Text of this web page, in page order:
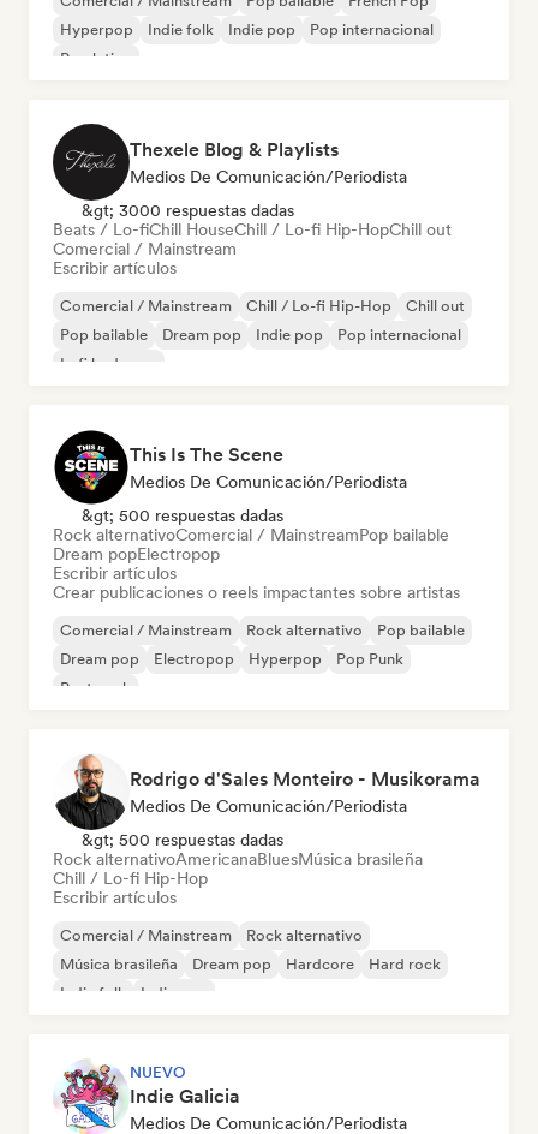
Hyperpop
Indie folk Indie pop
Pop internacional
Pop latino
Thexele Blog & Playlists
Medios De Comunicación/Periodista
&gt; 3000 respuestas dadas
Beats / Lo-fiChill HouseChill / Lo-fi Hip-HopChill out
Comercial / Mainstream
Escribir artículos
Comercial / Mainstream Chill / Lo-fi Hip-Hop
Chill out
Pop bailable
Dream pop Indie pop
Pop internacional
Lofi bedroom
This Is The Scene
Medios De Comunicación/Periodista
&gt; 500 respuestas dadas
Rock alternativoComercial / MainstreamPop bailable
Dream popElectropop
Escribir artículos
Crear publicaciones o reels impactantes sobre artistas
Comercial / Mainstream Rock alternativo
Pop bailable
Dream pop
Electropop Hyperpop
Pop Punk
Post punk
Rodrigo d'Sales Monteiro - Musikorama
Medios De Comunicación/Periodista
&gt; 500 respuestas dadas
Rock alternativoAmericanaBluesMúsica brasileña
Chill / Lo-fi Hip-Hop
Escribir artículos
Comercial / Mainstream
Rock alternativo
Música brasileña
Dream pop Hardcore
Hard rock
Indie folk
Indie pop
NUEVO
Indie Galicia
Medios De Comunicación/Periodista